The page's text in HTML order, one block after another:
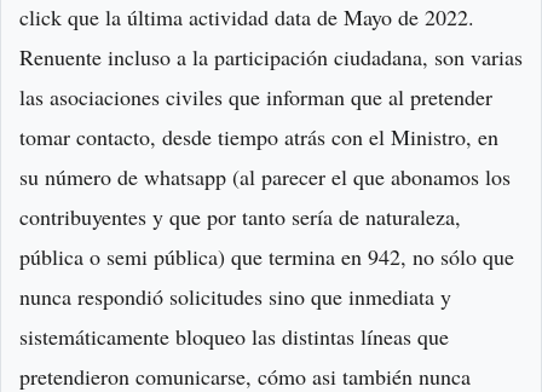
click que la última actividad data de Mayo de 2022.
Renuente incluso a la participación ciudadana, son varias
las asociaciones civiles que informan que al pretender
tomar contacto, desde tiempo atrás con el Ministro, en
su número de whatsapp (al parecer el que abonamos los
contribuyentes y que por tanto sería de naturaleza,
pública o semi pública) que termina en 942, no sólo que
nunca respondió solicitudes sino que inmediata y
sistemáticamente bloqueo las distintas líneas que
pretendieron comunicarse, cómo asi también nunca